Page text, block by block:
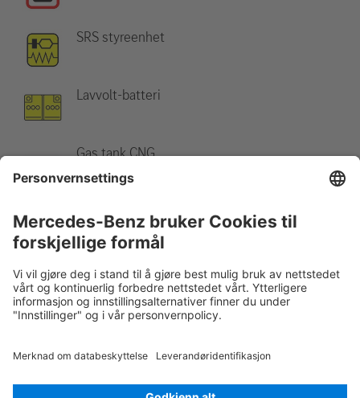
SRS styreenhet
Lavvolt-batteri
Gas tank CNG
Merknad:Mer informasjon finner du i vårbergingsveiledning.
Rescue Card Van Versjon 07/2026 03.1 ID-Nr.: 906.2